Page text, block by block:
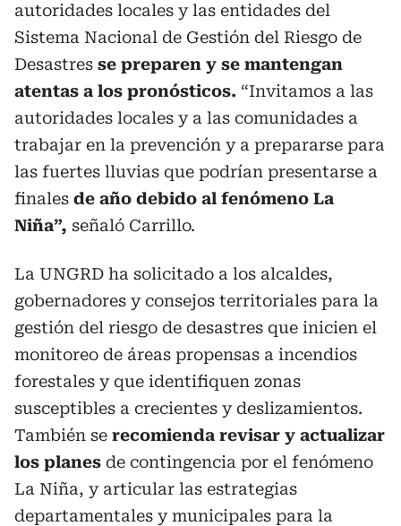
autoridades locales y las entidades del
Sistema Nacional de Gestión del Riesgo de
Desastres se preparen y se mantengan
atentas a los pronósticos. “Invitamos a las
autoridades locales y a las comunidades a
trabajar en la prevención y a prepararse para
las fuertes lluvias que podrían presentarse a
finales de año debido al fenómeno La
Niña”, señaló Carrillo.
La UNGRD ha solicitado a los alcaldes,
gobernadores y consejos territoriales para la
gestión del riesgo de desastres que inicien el
monitoreo de áreas propensas a incendios
forestales y que identifiquen zonas
susceptibles a crecientes y deslizamientos.
También se recomienda revisar y actualizar
los planes de contingencia por el fenómeno
La Niña, y articular las estrategias
departamentales y municipales para la